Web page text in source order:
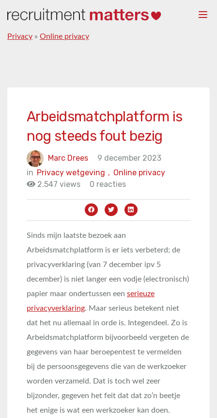
Privacy » Online privacy
Arbeidsmatchplatform is
nog steeds fout bezig
Marc Drees
9 december 2023
in
Online privacy
Privacy wetgeving ,
2.547 views
0 reacties
Sinds mijn laatste bezoek aan
Arbeidsmatchplatform is er iets verbeterd; de
privacyverklaring (van 7 december ipv 5
december) is niet langer een vodje (electronisch)
papier maar ondertussen een serieuze
privacyverklaring. Maar serieus betekent niet
dat het nu allemaal in orde is. Integendeel. Zo is
Arbeidsmatchplatform bijvoorbeeld vergeten de
gegevens van haar beroepentest te vermelden
bij de persoonsgegevens die van de werkzoeker
worden verzameld. Dat is toch wel zeer
bijzonder, gegeven het feit dat dat zo’n beetje
het enige is wat een werkzoeker kan doen.